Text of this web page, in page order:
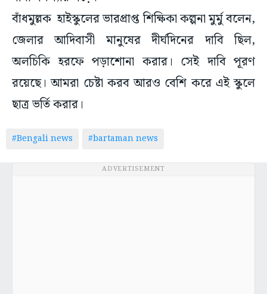
বাঁধমুল্লক হাইস্কুলের ভারপ্রাপ্ত শিক্ষিকা কল্পনা মুর্মু বলেন,
জেলার আদিবাসী মানুষের দীর্ঘদিনের দাবি ছিল,
অলচিকি হরফে পড়াশোনা করার। সেই দাবি পূরণ
রয়েছে। আমরা চেষ্টা করব আরও বেশি করে এই স্কুলে
ছাত্র ভর্তি করার।
#Bengali news #bartaman news
ADVERTISEMENT